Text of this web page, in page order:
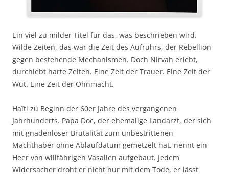
Ein viel zu milder Titel für das, was beschrieben wird.
Wilde Zeiten, das war die Zeit des Aufruhrs, der Rebellion
gegen bestehende Mechanismen. Doch Nirvah erlebt,
durchlebt harte Zeiten. Eine Zeit der Trauer. Eine Zeit der
Wut. Eine Zeit der Ohnmacht.
Haïti zu Beginn der 60er Jahre des vergangenen
Jahrhunderts. Papa Doc, der ehemalige Landarzt, der sich
mit gnadenloser Brutalität zum unbestrittenen
Machthaber ohne Ablaufdatum gemetzelt hat, nennt ein
Heer von willfährigen Vasallen aufgebaut. Jedem
Widersacher droht er nicht nur mit dem Tode, er lässt